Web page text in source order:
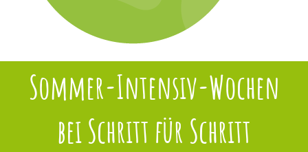
Sommer-Intensiv-Wochen
bei Schritt für Schritt